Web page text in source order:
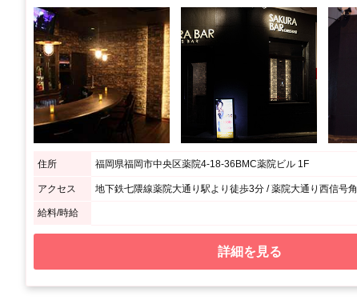
住所 福岡県福岡市中央区薬院4-18-36BMC薬院ビル 1F
アクセス 地下鉄七隈線薬院大通り駅より徒歩3分 / 薬院大通り西信号角
給料/時給
詳細を見る